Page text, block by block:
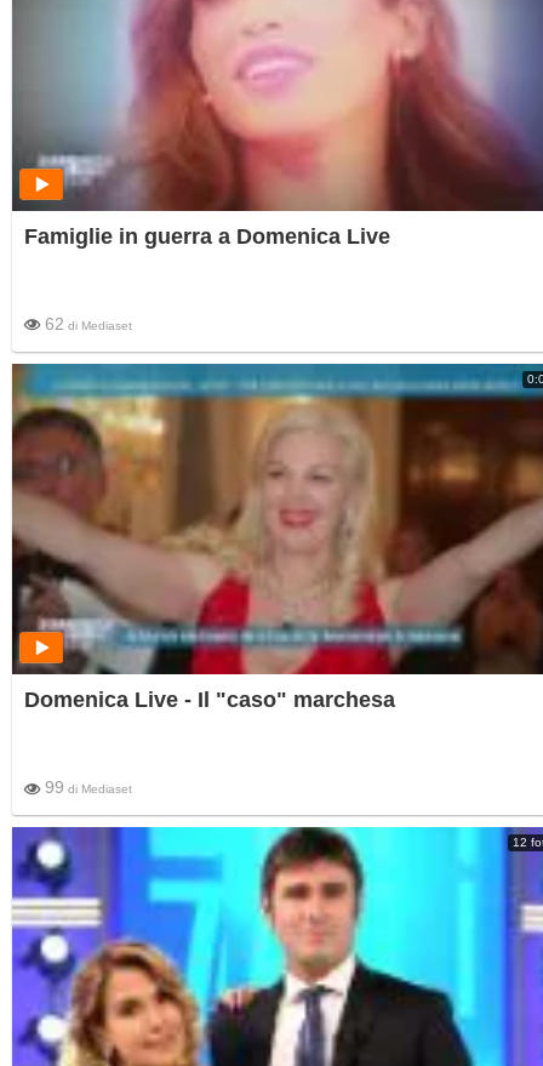
Famiglie in guerra a Domenica Live
62 di Mediaset
Domenica Live - Il "caso" marchesa
99 di Mediaset
12